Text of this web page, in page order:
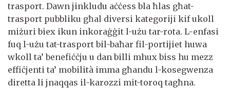
trasport. Dawn jinkludu aċċess bla ħlas għat-
trasport pubbliku għal diversi kategoriji kif ukoll
miżuri biex ikun inkoraġġit l-użu tar-rota. L-enfasi
fuq l-użu tat-trasport bil-baħar fil-portijiet huwa
wkoll ta’ benefiċċju u dan billi mhux biss hu mezz
effiċjenti ta’ mobilità imma għandu l-kosegwenza
diretta li jnaqqas il-karozzi mit-toroq tagħna.